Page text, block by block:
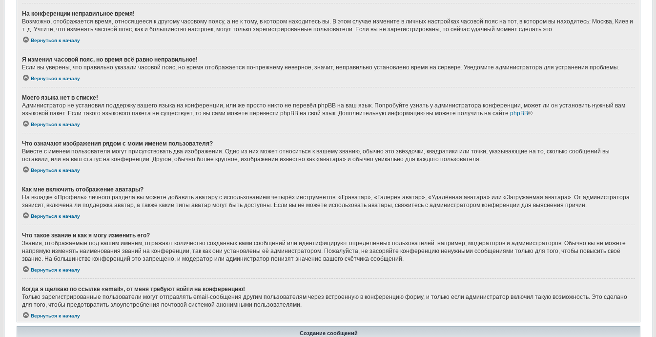
На конференции неправильное время!
Возможно, отображается время, относящееся к другому часовому поясу, а не к тому, в котором находитесь вы. В этом случае измените в личных настройках часовой пояс на тот, в котором вы находитесь: Москва, Киев и
т. д. Учтите, что изменять часовой пояс, как и большинство настроек, могут только зарегистрированные пользователи. Если вы не зарегистрированы, то сейчас удачный момент сделать это.
Вернуться к началу
Я изменил часовой пояс, но время всё равно неправильное!
Если вы уверены, что правильно указали часовой пояс, но время отображается по-прежнему неверное, значит, неправильно установлено время на сервере. Уведомите администратора для устранения проблемы.
Вернуться к началу
Моего языка нет в списке!
Администратор не установил поддержку вашего языка на конференции, или же просто никто не перевёл phpBB на ваш язык. Попробуйте узнать у администратора конференции, может ли он установить нужный вам
языковой пакет. Если такого языкового пакета не существует, то вы сами можете перевести phpBB на свой язык. Дополнительную информацию вы можете получить на сайте phpBB®.
Вернуться к началу
Что означают изображения рядом с моим именем пользователя?
Вместе с именем пользователя могут присутствовать два изображения. Одно из них может относиться к вашему званию, обычно это звёздочки, квадратики или точки, указывающие на то, сколько сообщений вы
оставили, или на ваш статус на конференции. Другое, обычно более крупное, изображение известно как «аватара» и обычно уникально для каждого пользователя.
Вернуться к началу
Как мне включить отображение аватары?
На вкладке «Профиль» личного раздела вы можете добавить аватару с использованием четырёх инструментов: «Граватар», «Галерея аватар», «Удалённая аватара» или «Загружаемая аватара». От администратора
зависит, включена ли поддержка аватар, а также какие типы аватар могут быть доступны. Если вы не можете использовать аватары, свяжитесь с администратором конференции для выяснения причин.
Вернуться к началу
Что такое звание и как я могу изменить его?
Звания, отображаемые под вашим именем, отражают количество созданных вами сообщений или идентифицируют определённых пользователей: например, модераторов и администраторов. Обычно вы не можете
напрямую изменять наименования званий на конференции, так как они установлены её администратором. Пожалуйста, не засоряйте конференцию ненужными сообщениями только для того, чтобы повысить своё
звание. На большинстве конференций это запрещено, и модератор или администратор понизят значение вашего счётчика сообщений.
Вернуться к началу
Когда я щёлкаю по ссылке «email», от меня требуют войти на конференцию!
Только зарегистрированные пользователи могут отправлять email-сообщения другим пользователям через встроенную в конференцию форму, и только если администратор включил такую возможность. Это сделано
для того, чтобы предотвратить злоупотребления почтовой системой анонимными пользователями.
Вернуться к началу
Создание сообщений